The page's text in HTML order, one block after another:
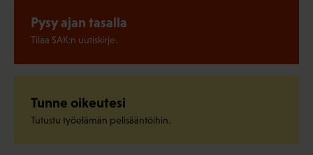
Pysy ajan tasalla
Tilaa SAK:n uutiskirje.
Tunne oikeutesi
Tutustu työelämän pelisääntöihin.